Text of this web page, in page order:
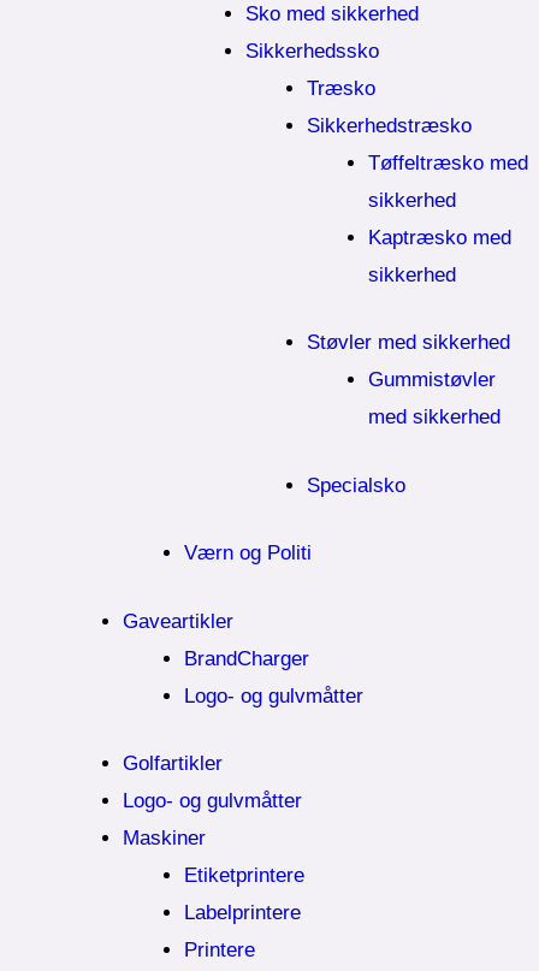
Sko med sikkerhed
Sikkerhedssko
Træsko
Sikkerhedstræsko
Tøffeltræsko med
sikkerhed
Kaptræsko med
sikkerhed
Støvler med sikkerhed
Gummistøvler
med sikkerhed
Specialsko
Værn og Politi
Gaveartikler
BrandCharger
Logo- og gulvmåtter
Golfartikler
Logo- og gulvmåtter
Maskiner
Etiketprintere
Labelprintere
Printere